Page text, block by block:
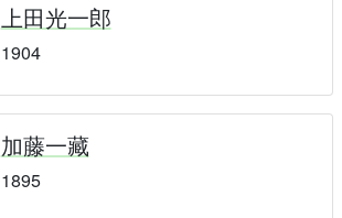
上田光一郎
1904
加藤一藏
1895